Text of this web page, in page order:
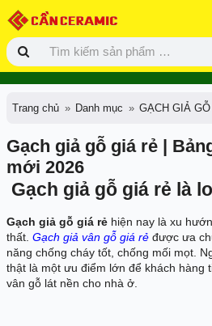
Trang chủ Danh mục GẠCH GIẢ
Gạch giả gỗ giá rẻ |
mới 2026
Gạch giả gỗ giá rẻ là
Gạch giả gỗ giá rẻhiện nay là xu
thất. Gạch giả vân gỗ giá rẻđược ưa
năng chống cháy tốt, chống mối mọt.
thật là một ưu điểm lớn để khách hàng
vân gỗ lát nền cho nhà ở.